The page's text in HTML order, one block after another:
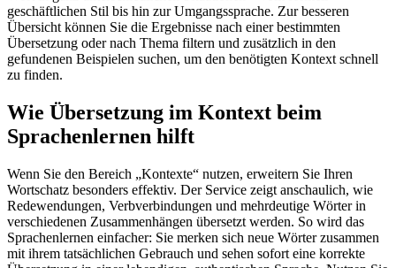
geschäftlichen Stil bis hin zur Umgangssprache. Zur besseren
Übersicht können Sie die Ergebnisse nach einer bestimmten
Übersetzung oder nach Thema filtern und zusätzlich in den
gefundenen Beispielen suchen, um den benötigten Kontext schnell
zu finden.
Wie Übersetzung im Kontext beim
Sprachenlernen hilft
Wenn Sie den Bereich „Kontexte“ nutzen, erweitern Sie Ihren
Wortschatz besonders effektiv. Der Service zeigt anschaulich, wie
Redewendungen, Verbverbindungen und mehrdeutige Wörter in
verschiedenen Zusammenhängen übersetzt werden. So wird das
Sprachenlernen einfacher: Sie merken sich neue Wörter zusammen
mit ihrem tatsächlichen Gebrauch und sehen sofort eine korrekte